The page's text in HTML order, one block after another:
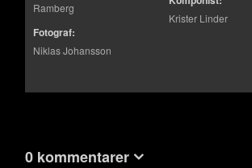
Ramberg
Fotograf:
Niklas Johansson
Krister Linder
0 kommentarer